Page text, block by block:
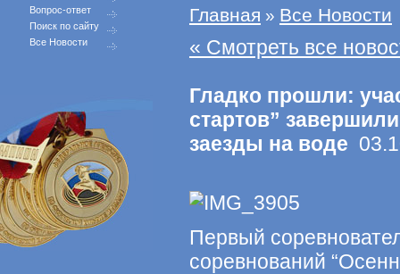
Вопрос-ответ
Поиск по сайту
Все Новости
Главная » Все Новости
« Смотреть все
Гладко прошли:
стартов”
заезды на воде
Первый
соревнований